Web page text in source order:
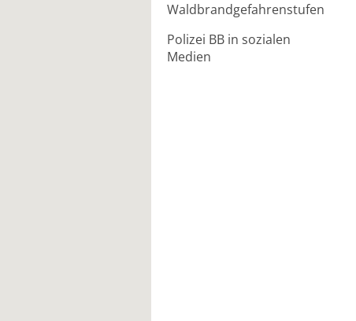
Waldbrandgefahrenstufen
Polizei BB in sozialen
Medien